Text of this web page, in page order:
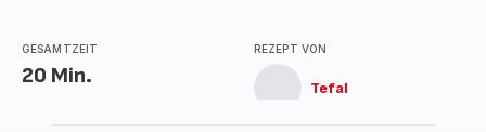
GESAMTZEIT
20 Min.
REZEPT VON
Tefal